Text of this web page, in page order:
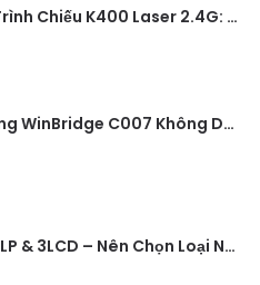
Review Bút Trình Chiếu K400 Laser 2.4G: Nhỏ Gọn, Ổn Định, Lý Tưởng Cho Giáo Viên Và Doanh Nghiệp
Máy Trợ Giảng WinBridge C007 Không Dây – Pin Lâu, Âm Thanh Rõ
Máy Chiếu DLP & 3LCD – Nên Chọn Loại Nào Cho Văn Phòng & Giải Trí?